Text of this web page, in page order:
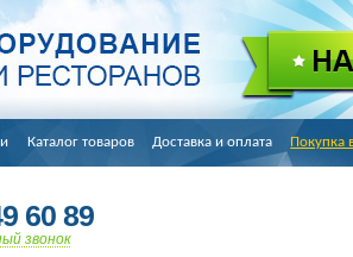
Каталог товаров Доставка и оплата Покупка
60 89
звонок